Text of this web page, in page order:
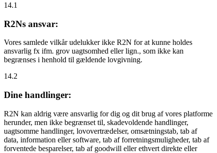
14.1
R2Ns ansvar:
Vores samlede vilkår udelukker ikke R2N for at kunne holdes
ansvarlig fx ifm. grov uagtsomhed eller lign., som ikke kan
begrænses i henhold til gældende lovgivning.
14.2
Dine handlinger:
R2N kan aldrig være ansvarlig for dig og dit brug af vores platforme
herunder, men ikke begrænset til, skadevoldende handlinger,
uagtsomme handlinger, lovovertrædelser, omsætningstab, tab af
data, information eller software, tab af forretningsmuligheder, tab af
forventede besparelser, tab af goodwill eller ethvert direkte eller